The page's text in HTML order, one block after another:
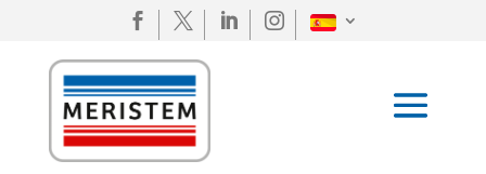
   